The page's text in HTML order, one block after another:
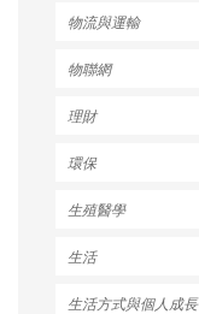
物流與運輸
物聯網
理財
環保
生殖醫學
生活
生活方式與個人成長